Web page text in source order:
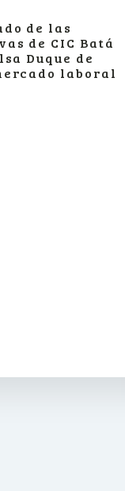
de las
de CIC Batá
Duque de
laboral